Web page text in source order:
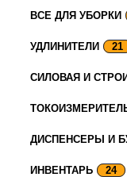
ВСЕ ДЛЯ УБОРКИ
УДЛИНИТЕЛИ 21
СИЛОВАЯ И
ДИСПЕНСЕРЫ И
ИНВЕНТАРЬ 24